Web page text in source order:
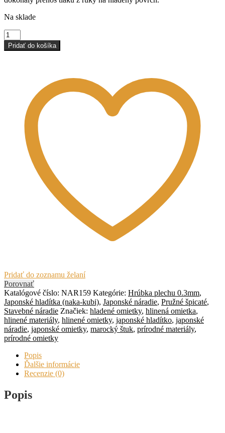
Na sklade
množstvo
Japonské
hladítko
Pridať do košíka
Pridať do zoznamu želaní
Porovnať
Katalógové číslo: NAR159 Kategórie: Hrúbka plechu 0.3mm,
Japonské hladítka (naka-kubi), Japonské náradie, Pružné špicaté,
Stavebné náradie Značiek: hladené omietky, hlinená omietka,
hlinené materiály, hlinené omietky, japonské hladítko, japonské
náradie, japonské omietky, marocký štuk, prírodné materiály,
prírodné omietky
Popis
Ďalšie informácie
Recenzie (0)
Popis